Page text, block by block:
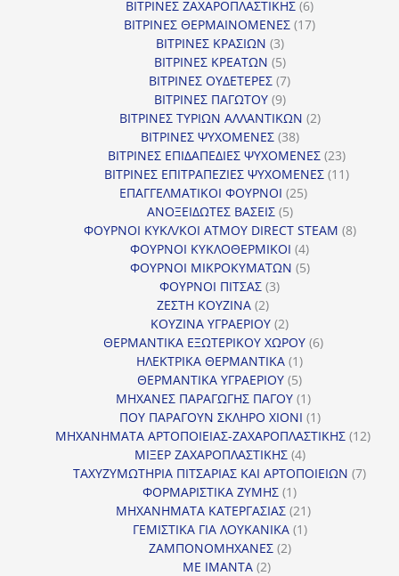
προϊόν
ΒΙΤΡΙΝΕΣ ΖΑΧΑΡΟΠΛΑΣΤΙΚΗΣ 66
προϊόντα
ΒΙΤΡΙΝΕΣ ΘΕΡΜΑΙΝΟΜΕΝΕΣ 1717
ΒΙΤΡΙΝΕΣ ΚΡΑΣΙΩΝ 33
προϊόντα
ΒΙΤΡΙΝΕΣ ΚΡΕΑΤΩΝ 55
προϊόντα
ΒΙΤΡΙΝΕΣ ΟΥΔΕΤΕΡΕΣ 77
ΒΙΤΡΙΝΕΣ ΠΑΓΩΤΟΥ 99
προϊόντα
ΒΙΤΡΙΝΕΣ ΤΥΡΙΩΝ ΑΛΛΑΝΤΙΚΩΝ 22
ΒΙΤΡΙΝΕΣ ΨΥΧΟΜΕΝΕΣ 3838
προϊόντα
ΒΙΤΡΙΝΕΣ ΕΠΙΔΑΠΕΔΙΕΣ ΨΥΧΟΜΕΝΕΣ 2323
προϊόντα
ΒΙΤΡΙΝΕΣ ΕΠΙΤΡΑΠΕΖΙΕΣ ΨΥΧΟΜΕΝΕΣ 1111
ΕΠΑΓΓΕΛΜΑΤΙΚΟΙ ΦΟΥΡΝΟΙ 2525
ΑΝΟΞΕΙΔΩΤΕΣ ΒΑΣΕΙΣ 55
προϊόντα
ΦΟΥΡΝΟΙ ΚΥΚΛ/ΚΟΙ ΑΤΜΟΥ DIRECT STEAM 88
ΦΟΥΡΝΟΙ ΚΥΚΛΟΘΕΡΜΙΚΟΙ 44
προϊόντα
ΦΟΥΡΝΟΙ ΜΙΚΡΟΚΥΜΑΤΩΝ 55
ΦΟΥΡΝΟΙ ΠΙΤΣΑΣ 33
ΖΕΣΤΗ ΚΟΥΖΙΝΑ 22
προϊόντα
ΚΟΥΖΙΝΑ ΥΓΡΑΕΡΙΟΥ 22
προϊόντα
ΘΕΡΜΑΝΤΙΚΑ ΕΞΩΤΕΡΙΚΟΥ ΧΩΡΟΥ 66
ΗΛΕΚΤΡΙΚΑ ΘΕΡΜΑΝΤΙΚΑ 11
προϊόν
ΘΕΡΜΑΝΤΙΚΑ ΥΓΡΑΕΡΙΟΥ 55
προϊόντα
ΜΗΧΑΝΕΣ ΠΑΡΑΓΩΓΗΣ ΠΑΓΟΥ 11
προϊόν
ΠΟΥ ΠΑΡΑΓΟΥΝ ΣΚΛΗΡΟ ΧΙΟΝΙ 11
προϊόν
ΜΗΧΑΝΗΜΑΤΑ ΑΡΤΟΠΟΙΕΙΑΣ-ΖΑΧΑΡΟΠΛΑΣΤΙΚΗΣ 1212
ΜΙΞΕΡ ΖΑΧΑΡΟΠΛΑΣΤΙΚΗΣ 44
προϊόντα
ΤΑΧΥΖΥΜΩΤΗΡΙΑ ΠΙΤΣΑΡΙΑΣ ΚΑΙ ΑΡΤΟΠΟΙΕΙΩΝ 77
ΦΟΡΜΑΡΙΣΤΙΚΑ ΖΥΜΗΣ 11
προϊόν
ΜΗΧΑΝΗΜΑΤΑ ΚΑΤΕΡΓΑΣΙΑΣ 2121
προϊόντα
ΓΕΜΙΣΤΙΚΑ ΓΙΑ ΛΟΥΚΑΝΙΚΑ 11
ΖΑΜΠΟΝΟΜΗΧΑΝΕΣ 22
ΜΕ ΙΜΑΝΤΑ 22